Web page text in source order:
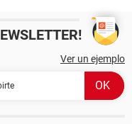
Ver un ejemplo